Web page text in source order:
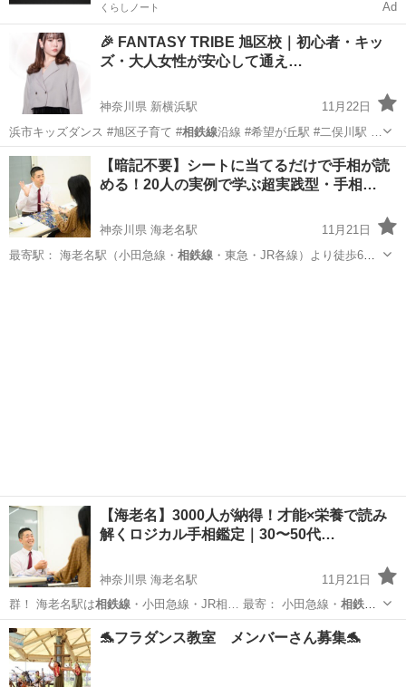
くらしノート Ad
🎉 FANTASY TRIBE 旭区校｜初心者・キッ
ズ・大人女性が安心して通え…
神奈川県 新横浜駅
11月22日
浜市キッズダンス #旭区子育て #相鉄線沿線 #希望が丘駅 #二俣川駅 …
神奈川 横浜市 新横浜駅 ヒップホップ 初心者
【暗記不要】シートに当てるだけで手相が読
める！20人の実例で学ぶ超実践型・手相…
神奈川県 海老名駅
11月21日
最寄駅： 海老名駅（小田急線・ 相鉄線・東急・JR各線）より徒歩6分
【海老名】3000人が納得！才能×栄養で読み
解くロジカル手相鑑定｜30〜50代…
神奈川県 海老名駅
11月21日
群！ 海老名駅は相鉄線・小田急線・JR相… 最寄： 小田急線・ 相鉄
線・東急・JR埼京線…
神奈川 海老名市 海老名駅 占い 手相
🐬フラダンス教室 メンバーさん募集🐬